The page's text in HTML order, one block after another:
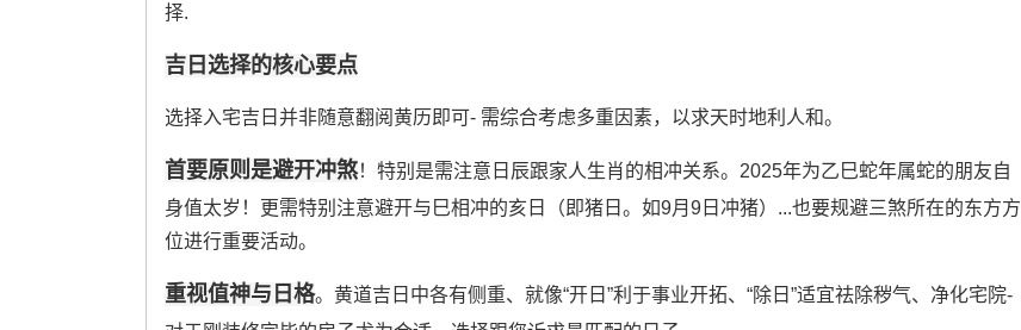
择.
吉日选择的核心要点
选择入宅吉日并非随意翻阅黄历即可- 需综合考虑多重因素，以求天时地利人和。
首要原则是避开冲煞！特别是需注意日辰跟家人生肖的相冲关系。2025年为乙巳蛇年属蛇的朋友自
身值太岁！更需特别注意避开与巳相冲的亥日（即猪日。如9月9日冲猪）...也要规避三煞所在的东方方
位进行重要活动。
重视值神与日格。黄道吉日中各有侧重、就像“开日”利于事业开拓、“除日”适宜祛除秽气、净化宅院-